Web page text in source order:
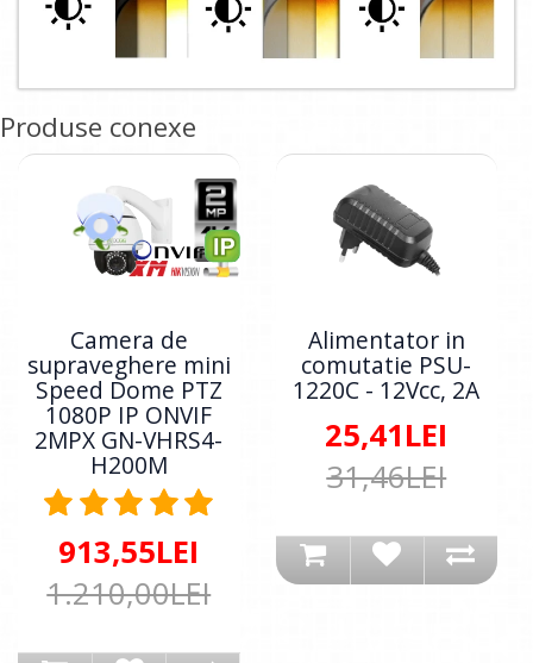
Produse conexe
Camera de
supraveghere mini
Speed Dome PTZ
1080P IP ONVIF
2MPX GN-VHRS4-
H200M
913,55LEI
1.210,00LEI
Alimentator in
comutatie PSU-
1220C - 12Vcc, 2A
25,41LEI
31,46LEI